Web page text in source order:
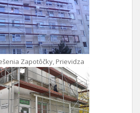
Zapotôčky, Prievidza